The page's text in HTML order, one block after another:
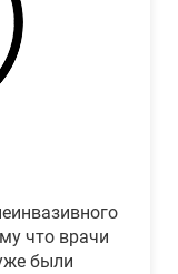
что врачи
были